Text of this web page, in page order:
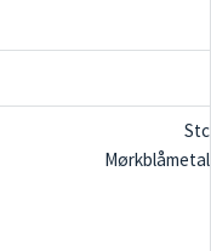
Stc
Mørkblåmetal